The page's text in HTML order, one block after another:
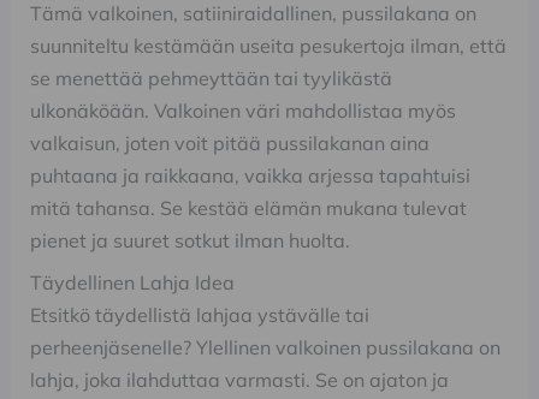
Tämä valkoinen, satiiniraidallinen, pussilakana on
suunniteltu kestämään useita pesukertoja ilman, että
se menettää pehmeyttään tai tyylikästä
ulkonäköään. Valkoinen väri mahdollistaa myös
valkaisun, joten voit pitää pussilakanan aina
puhtaana ja raikkaana, vaikka arjessa tapahtuisi
mitä tahansa. Se kestää elämän mukana tulevat
pienet ja suuret sotkut ilman huolta.
Täydellinen Lahja Idea
Etsitkö täydellistä lahjaa ystävälle tai
perheenjäsenelle? Ylellinen valkoinen pussilakana on
lahja, joka ilahduttaa varmasti. Se on ajaton ja